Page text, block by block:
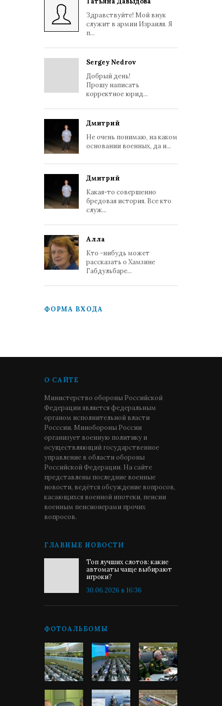
Здравствуйте! Мой внук
служит в армии Израиля. Я
п...
Sergey Nedrov
Добрый день!
Прошу написать
корректное юрид...
Дмитрий
Не очень понимаю, на каком
основании военных, да и...
Дмитрий
Какая-то совершенно
бредовая история. Все кто
служ...
Алла
Кто -нибудь может
рассказать о Хамзине
Габдульбаре...
ФОРМА ВХОДА
О САЙТЕ
Министерство обороны Российской
Федерации является федеральным
органом исполнительной власти
Росссии. Минобороны России
организует военную политику и
осуществляющий государственное
управление в области обороны
Российской Федерации. На сайте
представлены последние военные
новости, ведётся обсуждение вопросов,
касающихся военной ипотеки, пенсии
военным пенсионерами прочих
вопросов.
ГЛАВНЫЕ НОВОСТИ
Топ лучших слотов: какие
автоматы чаще выбирают
игроки?
30.06.2026 в 16:36
ФОТОАЛЬБОМЫ